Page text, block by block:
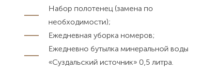
Набор полотенец (замена по
необходимости);
Ежедневная уборка номеров;
Ежедневно бутылка минеральной воды
«Суздальский источник» 0,5 литра.